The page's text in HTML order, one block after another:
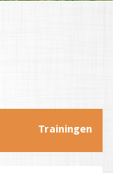
Trainingen